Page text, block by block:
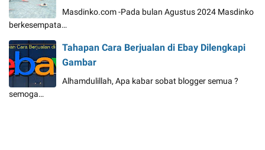
Masdinko.com -Pada bulan Agustus 2024 Masdinko
berkesempata…
Tahapan Cara Berjualan di Ebay Dilengkapi
Gambar
Alhamdulillah, Apa kabar sobat blogger semua ?
semoga…